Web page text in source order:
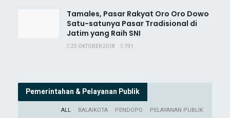
Tamales, Pasar Rakyat Oro Oro Dowo
Satu-satunya Pasar Tradisional di
Jatim yang Raih SNI
25 OKTOBER 2018 191
Pemerintahan & Pelayanan Publik
ALL BALAIKOTA PENDOPO PELAYANAN PUBLIK